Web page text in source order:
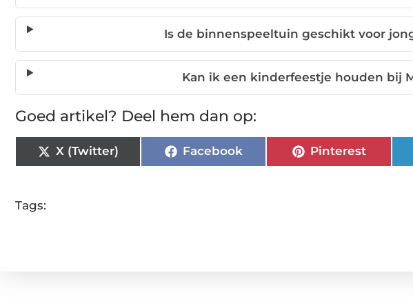
Is de binnenspeeltuin geschikt voor
Kan ik een kinderfeestje houden bij
Goed artikel? Deel hem dan op:
X (Twitter) Facebook Pinterest
Tags: